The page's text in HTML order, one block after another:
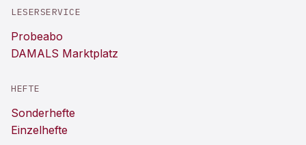
LESERSERVICE
Probeabo
DAMALS Marktplatz
HEFTE
Sonderhefte
Einzelhefte